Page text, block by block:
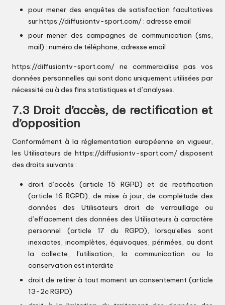
pour mener des enquêtes de satisfaction facultatives
surhttps://diffusiontv-sport.com/: adresse email
pour mener des campagnes de communication (sms,
mail) : numéro de téléphone, adresse email
https://diffusiontv-sport.com/ ne commercialise pas vos
données personnelles qui sont donc uniquement utilisées par
nécessité ou à des fins statistiques et d’analyses.
7.3 Droit d’accès, de rectification et
d’opposition
Conformément à la réglementation européenne en vigueur,
les Utilisateurs de https://diffusiontv-sport.com/disposent
des droits suivants :
droit d’accès (article 15 RGPD) et de rectification
(article 16 RGPD), de mise à jour, de complétude des
données des Utilisateurs droit de verrouillage ou
d’effacement des données des Utilisateurs à caractère
personnel (article 17 du RGPD), lorsqu’elles sont
inexactes, incomplètes, équivoques, périmées, ou dont
la collecte, l’utilisation, la communication ou la
conservation est interdite
droit de retirer à tout moment un consentement (article
13-2c RGPD)